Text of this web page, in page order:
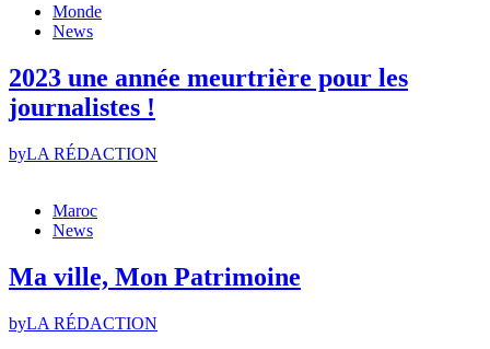
Monde
News
2023 une année meurtrière pour les
journalistes !
byLA RÉDACTION
Maroc
News
Ma ville, Mon Patrimoine
byLA RÉDACTION